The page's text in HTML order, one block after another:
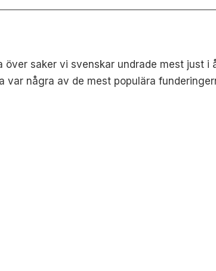
saker vi svenskar undrade mest just i
några av de mest populära